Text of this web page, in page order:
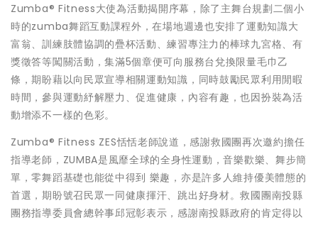
Zumba® Fitness大使為活動揭開序幕，除了主舞台規劃二個小
時的zumba舞蹈互動課程外，在場地週邊也安排了運動知識大
富翁、訓練肢體協調的疊杯活動、練習專注力的棒球九宮格、有
獎徵答等闖關活動，集滿5個章便可向服務台兌換限量毛巾乙
條，期盼藉以向民眾宣導相關運動知識，同時鼓勵民眾利用閒暇
時間，參與運動紓解壓力、促進健康，內容有趣，也因扮裝為活
動增添不一樣的色彩。
Zumba® Fitness ZES恬恬老師說道，感謝救國團再次邀約擔任
指導老師，ZUMBA是風靡全球的全身性運動，音樂歡樂、舞步簡
單，零舞蹈基礎也能從中得到 樂趣，亦是許多人維持優美體態的
首選，期盼號召民眾一同健康揮汗、跳出好身材。救國團南投縣
團務指導委員會總幹事邱冠彰表示，感謝南投縣政府的肯定得以